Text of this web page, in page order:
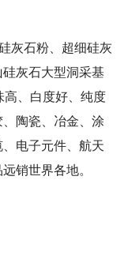
灰石粉、超细硅灰
灰石大型洞采基
高、白度好、纯度
陶瓷、冶金、涂
电子元件、航天
销世界各地。